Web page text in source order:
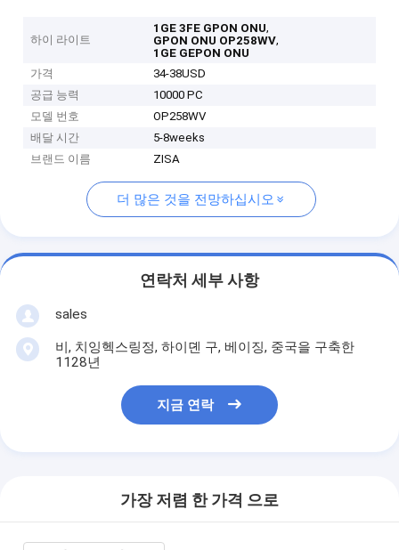
하이 라이트
1GE 3FE GPON ONU,
GPON ONU OP258WV,
1GE GEPON ONU
가격
34-38USD
공급 능력
10000 PC
모델 번호
OP258WV
배달 시간
5-8weeks
브랜드 이름
ZISA
더 많은 것을 전망하십시오
연락처 세부 사항
sales
비, 치잉헥스링정, 하이뎬 구, 베이징, 중국을 구축한
1128년
지금 연락
가장 저렴 한 가격 으로